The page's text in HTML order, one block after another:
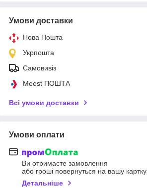
Умови доставки
Нова Пошта
Укрпошта
Самовивіз
Meest ПОШТА
Всі умови доставки
Умови оплати
Ви отримаєте замовлення
або гроші повернуться на вашу картку
Детальніше